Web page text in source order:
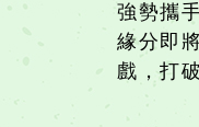
強勢攜
緣分即
戲，打